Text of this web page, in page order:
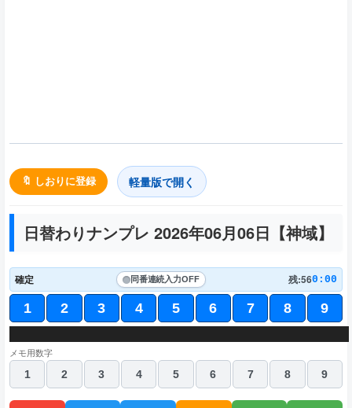
🔖 しおりに登録 軽量版で開く
日替わりナンプレ 2026年06月06日【神域】
確定 同番連続入力OFF 残:560:00
1 2 3 4 5 6 7 8 9
5 1 6
1 9 4 2 3
4 7
7 8 2
9 1
9 8 7 4
6 3 5
7 3 9
メモ用数字
1
2 3 4 5 6 7 8 9